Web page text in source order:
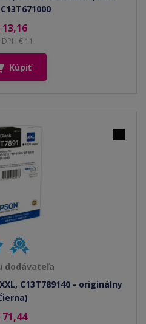
13,16
€ 11
Kúpiť
dodávateľa
C13T789140 - originálny
71,44